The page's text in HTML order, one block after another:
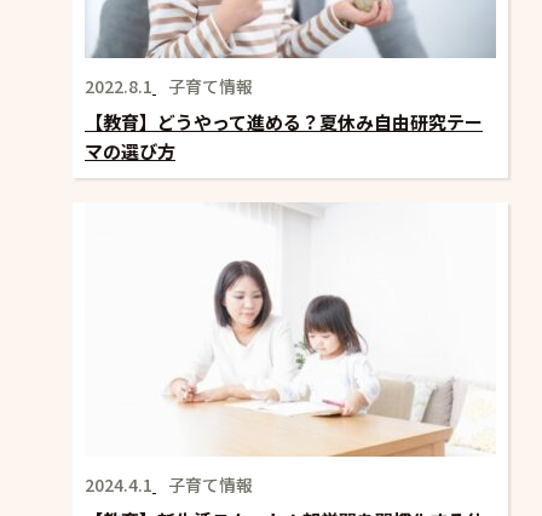
2022.8.1 子育て情報
【教育】どうやって進める？夏休み自由研究テー
マの選び方
2024.4.1 子育て情報